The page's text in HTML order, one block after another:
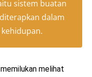
sistem buatan
dalam
melihat